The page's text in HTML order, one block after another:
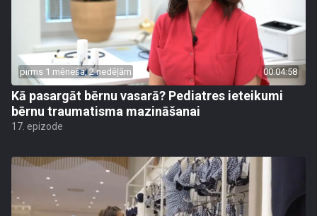
pirms 1 mēneša, 2 nedēļām 00:04:58
Kā pasargāt bērnu vasarā? Pediatres ieteikumi
bērnu traumatisma mazināšanai
17. epizode